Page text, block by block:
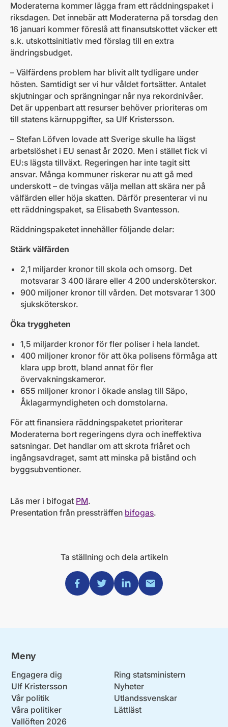
Moderaterna kommer lägga fram ett räddningspaket i
riksdagen. Det innebär att Moderaterna på torsdag den
16 januari kommer föreslå att finansutskottet väcker ett
s.k. utskottsinitiativ med förslag till en extra
ändringsbudget.
– Välfärdens problem har blivit allt tydligare under
hösten. Samtidigt ser vi hur våldet fortsätter. Antalet
skjutningar och sprängningar når nya rekordnivåer.
Det är uppenbart att resurser behöver prioriteras om
till statens kärnuppgifter, sa Ulf Kristersson.
– Stefan Löfven lovade att Sverige skulle ha lägst
arbetslöshet i EU senast år 2020. Men i stället fick vi
EU:s lägsta tillväxt. Regeringen har inte tagit sitt
ansvar. Många kommuner riskerar nu att gå med
underskott – de tvingas välja mellan att skära ner på
välfärden eller höja skatten. Därför presenterar vi nu
ett räddningspaket, sa Elisabeth Svantesson.
Räddningspaketet innehåller följande delar:
Stärk välfärden
2,1 miljarder kronor till skola och omsorg. Det
motsvarar 3 400 lärare eller 4 200 undersköterskor.
900 miljoner kronor till vården. Det motsvarar 1 300
sjuksköterskor.
Öka tryggheten
1,5 miljarder kronor för fler poliser i hela landet.
400 miljoner kronor för att öka polisens förmåga att
klara upp brott, bland annat för fler
övervakningskameror.
655 miljoner kronor i ökade anslag till Säpo,
Åklagarmyndigheten och domstolarna.
För att finansiera räddningspaketet prioriterar
Moderaterna bort regeringens dyra och ineffektiva
satsningar. Det handlar om att skrota friåret och
ingångsavdraget, samt att minska på bistånd och
byggsubventioner.
Läs mer i bifogat PM.
Presentation från pressträffen bifogas.
Ta ställning och dela artikeln
Dela via Facebook
Dela via Twitter
Dela via Linkedin
Dela via Mail
Meny
Engagera dig
Ulf Kristersson
Vår politik
Våra politiker
Vallöften 2026
Ring statsministern
Nyheter
Utlandssvenskar
Lättläst